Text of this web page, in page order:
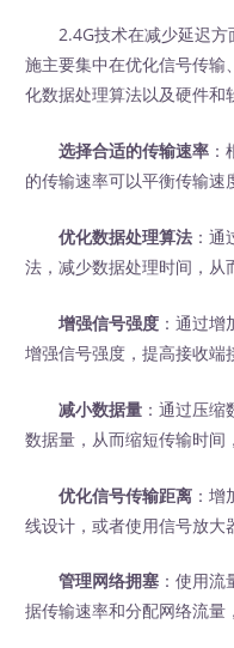
2.4G技术在减少延迟方
施主要集中在优化信号传
化数据处理算法以及硬件和
选择合适的传输速率
的传输速率可以平衡传输速
优化数据处理算法 ：
法，减少数据处理时间，从
增强信号强度 ：通过
增强信号强度，提高接收端
减小数据量 ：通过压
数据量，从而缩短传输时间
优化信号传输距离 ：
线设计，或者使用信号放大
管理网络拥塞 ：使用
据传输速率和分配网络流量